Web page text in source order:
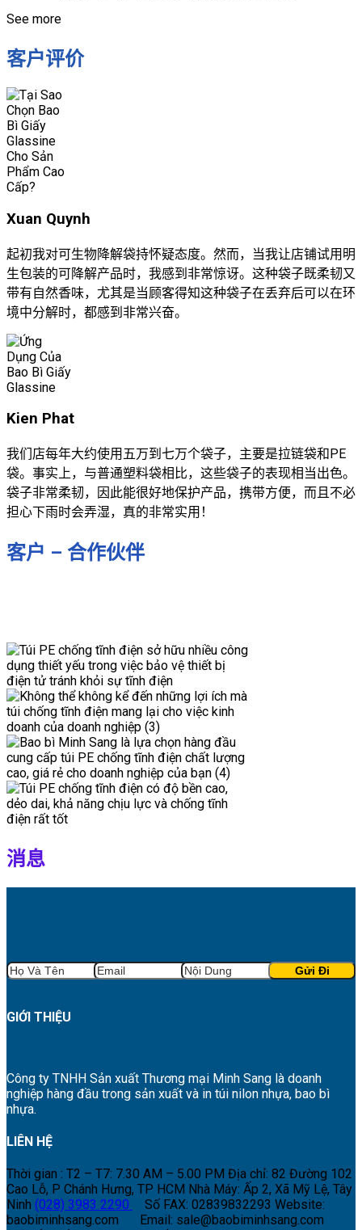
See more
客户评价
Xuan Quynh
起初我对可生物降解袋持怀疑态度。然而，当我让店铺试用明
生包装的可降解产品时，我感到非常惊讶。这种袋子既柔韧又
带有自然香味，尤其是当顾客得知这种袋子在丢弃后可以在环
境中分解时，都感到非常兴奋。
Kien Phat
我们店每年大约使用五万到七万个袋子，主要是拉链袋和PE
袋。事实上，与普通塑料袋相比，这些袋子的表现相当出色。
袋子非常柔韧，因此能很好地保护产品，携带方便，而且不必
担心下雨时会弄湿，真的非常实用！
客户 – 合作伙伴
消息
GIỚI THIỆU
Công ty TNHH Sản xuất Thương mại Minh Sang là doanh
nghiệp hàng đầu trong sản xuất và in túi nilon nhựa, bao bì
nhựa.
LIÊN HỆ
Thời gian : T2 – T7: 7.30 AM – 5.00 PM Địa chỉ: 82 Đường 102
Cao Lỗ, P Chánh Hưng, TP HCM Nhà Máy: Ấp 2, Xã Mỹ Lệ, Tây
Ninh (028) 3983 2290 Số FAX: 02839832293 Website:
baobiminhsang.com
Email: sale@baobiminhsang.com